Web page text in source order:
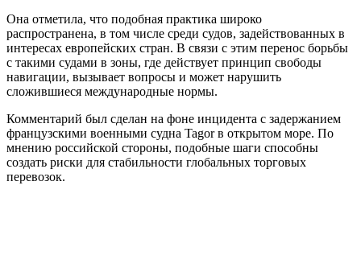
Она отметила, что подобная практика широко
распространена, в том числе среди судов, задействованных в
интересах европейских стран. В связи с этим перенос борьбы
с такими судами в зоны, где действует принцип свободы
навигации, вызывает вопросы и может нарушить
сложившиеся международные нормы.
Комментарий был сделан на фоне инцидента с задержанием
французскими военными судна Tagor в открытом море. По
мнению российской стороны, подобные шаги способны
создать риски для стабильности глобальных торговых
перевозок.